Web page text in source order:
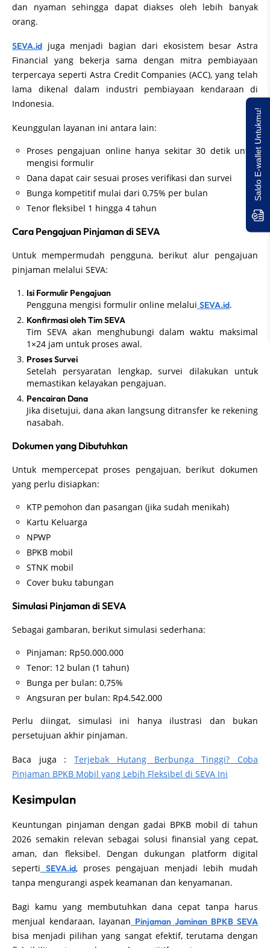
dan nyaman sehingga dapat diakses oleh lebih banyak
orang.
SEVA.id juga menjadi bagian dari ekosistem besar Astra
Financial yang bekerja sama dengan mitra pembiayaan
terpercaya seperti Astra Credit Companies (ACC), yang telah
lama dikenal dalam industri pembiayaan kendaraan di
Indonesia.
Keunggulan layanan ini antara lain:
Proses pengajuan online hanya sekitar 30 detik untuk
mengisi formulir
Dana dapat cair sesuai proses verifikasi dan survei
Bunga kompetitif mulai dari 0,75% per bulan
Tenor fleksibel 1 hingga 4 tahun
Cara Pengajuan Pinjaman di SEVA
Untuk mempermudah pengguna, berikut alur pengajuan
pinjaman melalui SEVA:
Isi Formulir Pengajuan
Pengguna mengisi formulir online melalui SEVA.id.
Konfirmasi oleh Tim SEVA
Tim SEVA akan menghubungi dalam waktu maksimal
1×24 jam untuk proses awal.
Proses Survei
Setelah persyaratan lengkap, survei dilakukan untuk
memastikan kelayakan pengajuan.
Pencairan Dana
Jika disetujui, dana akan langsung ditransfer ke rekening
nasabah.
Dokumen yang Dibutuhkan
Untuk mempercepat proses pengajuan, berikut dokumen
yang perlu disiapkan:
KTP pemohon dan pasangan (jika sudah menikah)
Kartu Keluarga
NPWP
BPKB mobil
STNK mobil
Cover buku tabungan
Simulasi Pinjaman di SEVA
Sebagai gambaran, berikut simulasi sederhana:
Pinjaman: Rp50.000.000
Tenor: 12 bulan (1 tahun)
Bunga per bulan: 0,75%
Angsuran per bulan: Rp4.542.000
Perlu diingat, simulasi ini hanya ilustrasi dan bukan
persetujuan akhir pinjaman.
Baca juga :Terjebak Hutang Berbunga Tinggi? Coba
Pinjaman BPKB Mobil yang Lebih Fleksibel di SEVA Ini
Kesimpulan
Keuntungan pinjaman dengan gadai BPKB mobil di tahun
2026 semakin relevan sebagai solusi finansial yang cepat,
aman, dan fleksibel. Dengan dukungan platform digital
seperti SEVA.id, proses pengajuan menjadi lebih mudah
tanpa mengurangi aspek keamanan dan kenyamanan.
Bagi kamu yang membutuhkan dana cepat tanpa harus
menjual kendaraan, layanan Pinjaman Jaminan BPKB SEVA
bisa menjadi pilihan yang sangat efektif, terutama dengan
Saldo E-wallet Untukmu!